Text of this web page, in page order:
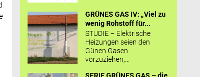
GRÜNES GAS IV: „Viel zu
wenig Rohstoff für...
STUDIE – Elektrische
Heizungen seien den
Günen Gasen
vorzuziehen,...